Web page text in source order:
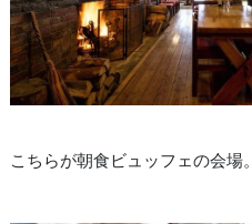
こちらが朝食ビュッフェの会場。